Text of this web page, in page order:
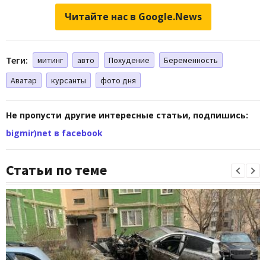
Читайте нас в Google.News
Теги: митинг авто Похудение
Беременность
Аватар
курсанты фото дня
Не пропусти другие интересные статьи, подпишись:
bigmir)net в facebook
Статьи по теме